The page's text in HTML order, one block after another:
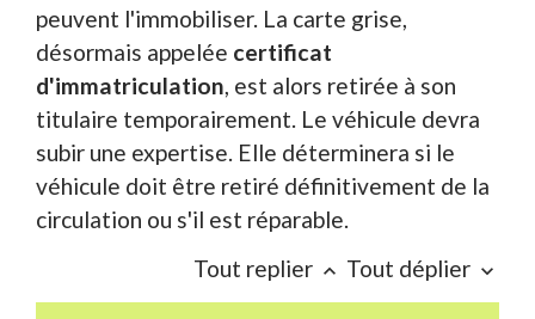
peuvent l'immobiliser. La carte grise,
désormais appelée certificat
d'immatriculation, est alors retirée à son
titulaire temporairement. Le véhicule devra
subir une expertise. Elle déterminera si le
véhicule doit être retiré définitivement de la
circulation ou s'il est réparable.
Tout replier keyboard_arrow_up Tout déplier keyboard_arrow_down